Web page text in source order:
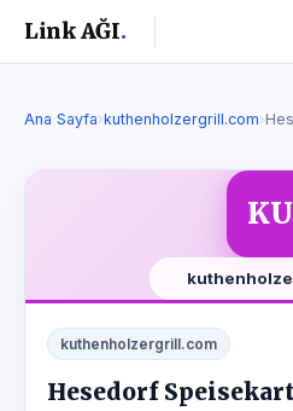
Link AĞI.
Ana Sayfa›kuthenholzergrill.com›
KU
kuthenholzergrill.com
Hesedorf